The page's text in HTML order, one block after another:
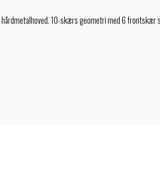
10-skærs geometri med 6